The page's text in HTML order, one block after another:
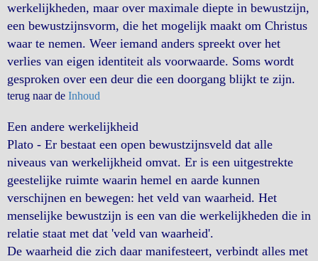
werkelijkheden, maar over maximale diepte in bewustzijn,
een bewustzijnsvorm, die het mogelijk maakt om Christus
waar te nemen. Weer iemand anders spreekt over het
verlies van eigen identiteit als voorwaarde. Soms wordt
gesproken over een deur die een doorgang blijkt te zijn.
terug naar de Inhoud
Een andere werkelijkheid
Plato - Er bestaat een open bewustzijnsveld dat alle
niveaus van werkelijkheid omvat. Er is een uitgestrekte
geestelijke ruimte waarin hemel en aarde kunnen
verschijnen en bewegen: het veld van waarheid. Het
menselijke bewustzijn is een van die werkelijkheden die in
relatie staat met dat 'veld van waarheid'.
De waarheid die zich daar manifesteert, verbindt alles met